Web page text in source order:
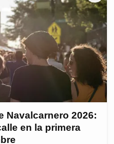
Navalcarnero 2026:
en la primera